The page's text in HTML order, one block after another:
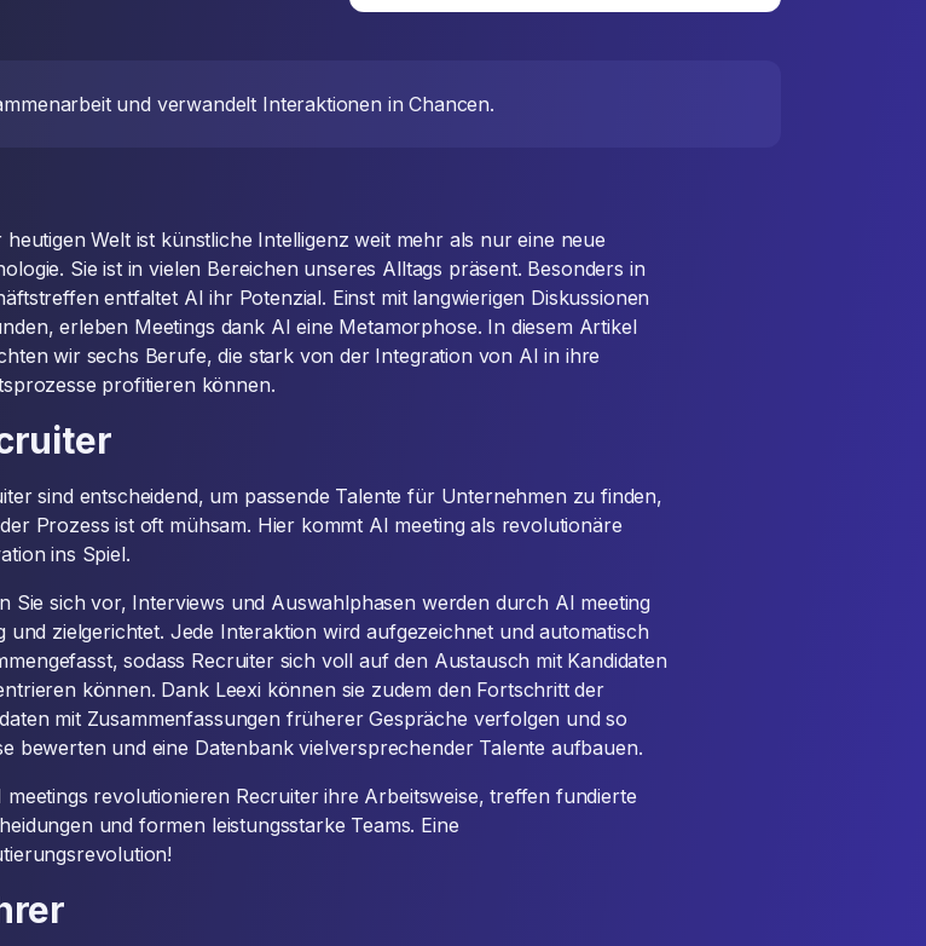
und verwandelt Interaktionen in Chancen.
heutigen Welt ist künstliche Intelligenz weit mehr als nur eine neue
Sie ist in vielen Bereichen unseres Alltags präsent. Besonders in
entfaltet AI ihr Potenzial. Einst mit langwierigen Diskussionen
erleben Meetings dank AI eine Metamorphose. In diesem Artikel
wir sechs Berufe, die stark von der Integration von AI in ihre
profitieren können.
sind entscheidend, um passende Talente für Unternehmen zu finden,
Prozess ist oft mühsam. Hier kommt AI meeting als revolutionäre
ins Spiel.
Sie sich vor, Interviews und Auswahlphasen werden durch AI meeting
und zielgerichtet. Jede Interaktion wird aufgezeichnet und automatisch
sodass Recruiter sich voll auf den Austausch mit Kandidaten
können. Dank Leexi können sie zudem den Fortschritt der
mit Zusammenfassungen früherer Gespräche verfolgen und so
bewerten und eine Datenbank vielversprechender Talente aufbauen.
meetings revolutionieren Recruiter ihre Arbeitsweise, treffen fundierte
und formen leistungsstarke Teams. Eine